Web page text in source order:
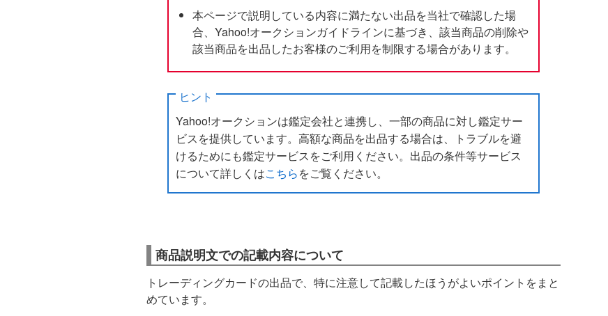
本ページで説明している内容に満たない出品を当社で確認した場
合、Yahoo!オークションガイドラインに基づき、該当商品の削除や
該当商品を出品したお客様のご利用を制限する場合があります。
ヒント
Yahoo!オークションは鑑定会社と連携し、一部の商品に対し鑑定サー
ビスを提供しています。高額な商品を出品する場合は、トラブルを避
けるためにも鑑定サービスをご利用ください。出品の条件等サービス
について詳しくはこちらをご覧ください。
商品説明文での記載内容について
トレーディングカードの出品で、特に注意して記載したほうがよいポイントをまと
めています。